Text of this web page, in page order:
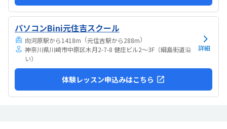
パソコンBini元住吉スクール
向河原駅から1418m （元住吉駅から288m）
神奈川県川崎市中原区木月2-7-8 健庄ビル2～3F（綱島街道沿
い）
詳細
体験レッスン申込みはこちら